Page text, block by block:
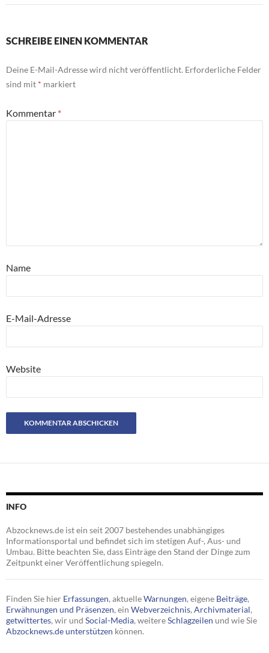
SCHREIBE EINEN KOMMENTAR
Deine E-Mail-Adresse wird nicht veröffentlicht. Erforderliche Felder
sind mit * markiert
Kommentar *
Name
E-Mail-Adresse
Website
INFO
Abzocknews.de ist ein seit 2007 bestehendes unabhängiges
Informationsportal und befindet sich im stetigen Auf-, Aus- und
Umbau. Bitte beachten Sie, dass Einträge den Stand der Dinge zum
Zeitpunkt einer Veröffentlichung spiegeln.
Finden Sie hier Erfassungen, aktuelleWarnungen, eigene Beiträge,
Erwähnungen und Präsenzen, ein Webverzeichnis, Archivmaterial,
getwittertes, wir und Social-Media, weitereSchlagzeilen und wie Sie
Abzocknews.de unterstützen können.